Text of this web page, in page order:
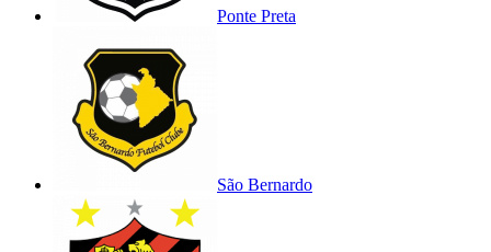
Ponte Preta
São Bernardo